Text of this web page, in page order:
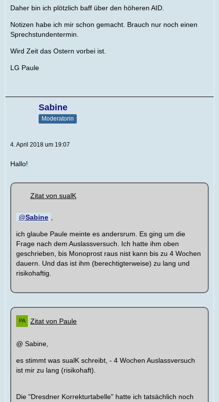
Daher bin ich plötzlich baff über den höheren AID.
Notizen habe ich mir schon gemacht. Brauch nur noch einen
Sprechstundentermin.
Wird Zeit das Ostern vorbei ist.
LG Paule
Sabine
Moderatorin
4. April 2018 um 19:07
Hallo!
Zitat von sualK
Sabine ,
ich glaube Paule meinte es andersrum. Es ging um die
Frage nach dem Auslassversuch. Ich hatte ihm oben
geschrieben, bis Monoprost raus nist kann bis zu 4 Wochen
dauern. Und das ist ihm (berechtigterweise) zu lang und
risikohaftig.
Zitat von Paule
@ Sabine,
es stimmt was sualK schreibt, - 4 Wochen Auslassversuch
ist mir zu lang (risikohaft).
Die "Dresdner Korrekturtabelle" hatte ich tatsächlich noch